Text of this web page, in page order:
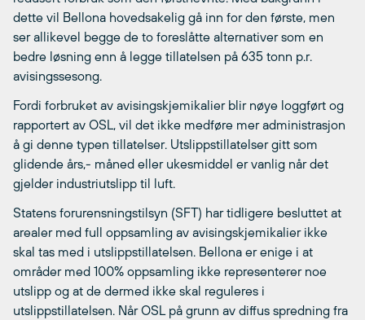
dette vil Bellona hovedsakelig gå inn for den første, men
ser allikevel begge de to foreslåtte alternativer som en
bedre løsning enn å legge tillatelsen på 635 tonn p.r.
avisingssesong.
Fordi forbruket av avisingskjemikalier blir nøye loggført og
rapportert av OSL, vil det ikke medføre mer administrasjon
å gi denne typen tillatelser. Utslippstillatelser gitt som
glidende års,- måned eller ukesmiddel er vanlig når det
gjelder industriutslipp til luft.
Statens forurensningstilsyn (SFT) har tidligere besluttet at
arealer med full oppsamling av avisingskjemikalier ikke
skal tas med i utslippstillatelsen. Bellona er enige i at
områder med 100% oppsamling ikke representerer noe
utslipp og at de dermed ikke skal reguleres i
utslippstillatelsen. Når OSL på grunn av diffus spredning fra